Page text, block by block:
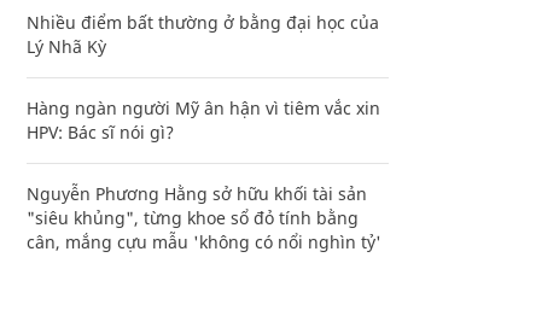
Nhiều điểm bất thường ở bằng đại học của
Lý Nhã Kỳ
Hàng ngàn người Mỹ ân hận vì tiêm vắc xin
HPV: Bác sĩ nói gì?
Nguyễn Phương Hằng sở hữu khối tài sản
"siêu khủng", từng khoe sổ đỏ tính bằng
cân, mắng cựu mẫu 'không có nổi nghìn tỷ'